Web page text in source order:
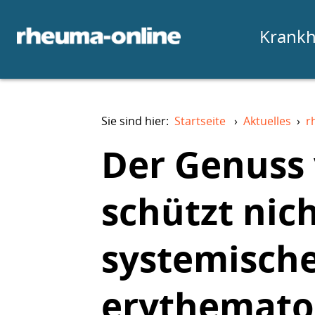
Sie sind hier: Startseite › Aktuelles ›
Der
schützt